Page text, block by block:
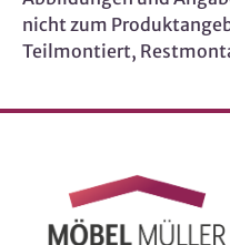
nicht zum
Teilmontiert,